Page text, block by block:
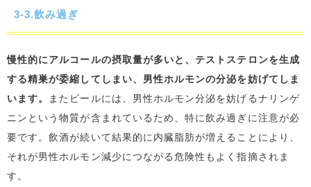
3-3.飲み過ぎ
慢性的にアルコールの摂取量が多いと、テストステロンを生成
する精巣が委縮してしまい、男性ホルモンの分泌を妨げてしま
います。
またビールには、男性ホルモン分泌を妨げるナリンゲ
ニンという物質が含まれているため、特に飲み過ぎに注意が必
要です。飲酒が続いて結果的に内臓脂肪が増えることにより、
それが男性ホルモン減少につながる危険性もよく指摘されま
す。